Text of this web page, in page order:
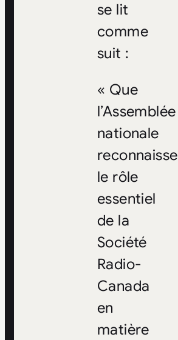
se lit
comme
suit :
« Que
l’Assemblée
nationale
reconnaisse
le rôle
essentiel
de la
Société
Radio-
Canada
en
matière